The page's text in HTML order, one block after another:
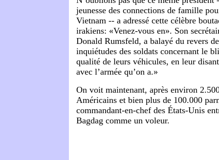
jeunesse des connections de famille
Vietnam -- a adressé cette célèbre
irakiens: «Venez-vous en». Son
Donald Rumsfeld, a balayé du revers
inquiétudes des soldats concernant le
qualité de leurs véhicules, en leur
avec l’armée qu’on a.»
On voit maintenant, après environ
Américains et bien plus de 100.000
commandant-en-chef des États-Unis
Bagdag comme un voleur.